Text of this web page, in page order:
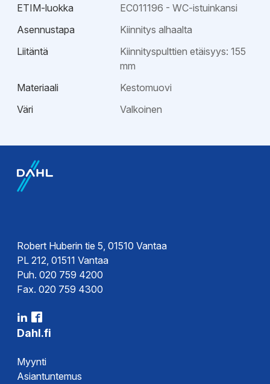
ETIM-luokka
EC011196 - WC-istuinkansi
Asennustapa
Kiinnitys alhaalta
Liitäntä
Kiinnityspulttien etäisyys: 155
mm
Materiaali
Kestomuovi
Väri
Valkoinen
Tekninen esite
Esite
Asennusohje
Robert Huberin tie 5, 01510 Vantaa
PL 212, 01511 Vantaa
Puh. 020 759 4200
Fax. 020 759 4300
Dahl.fi
Myynti
Asiantuntemus